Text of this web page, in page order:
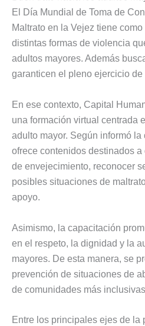
El Día Mundial de Toma de
Maltrato en la Vejez tiene
distintas formas de violencia
adultos mayores. Además
garanticen el pleno ejercicio de
En ese contexto, Capital
una formación virtual centrada
adulto mayor. Según informó
ofrece contenidos destinados
de envejecimiento, reconocer
posibles situaciones de
apoyo.
Asimismo, la capacitación
en el respeto, la dignidad y la
mayores. De esta manera, se
prevención de situaciones de
de comunidades más
Entre los principales ejes de la